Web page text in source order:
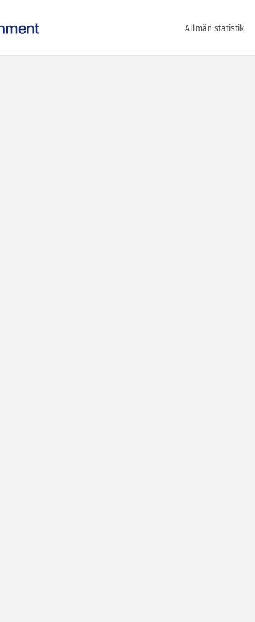
Allmän statistik